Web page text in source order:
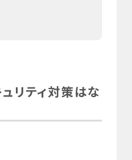
リティ対策はな